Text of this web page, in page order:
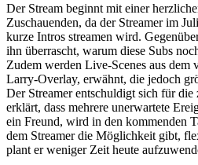
Der Stream beginnt mit einer
Zuschauenden, da der Streamer im
kurze Intros streamen wird.
ihn überrascht, warum diese Subs
Zudem werden Live-Scenes aus dem
Larry-Overlay, erwähnt, die jedoch
Der Streamer entschuldigt sich für
erklärt, dass mehrere unerwartete
ein Freund, wird in den kommenden
dem Streamer die Möglichkeit gibt,
plant er weniger Zeit heute